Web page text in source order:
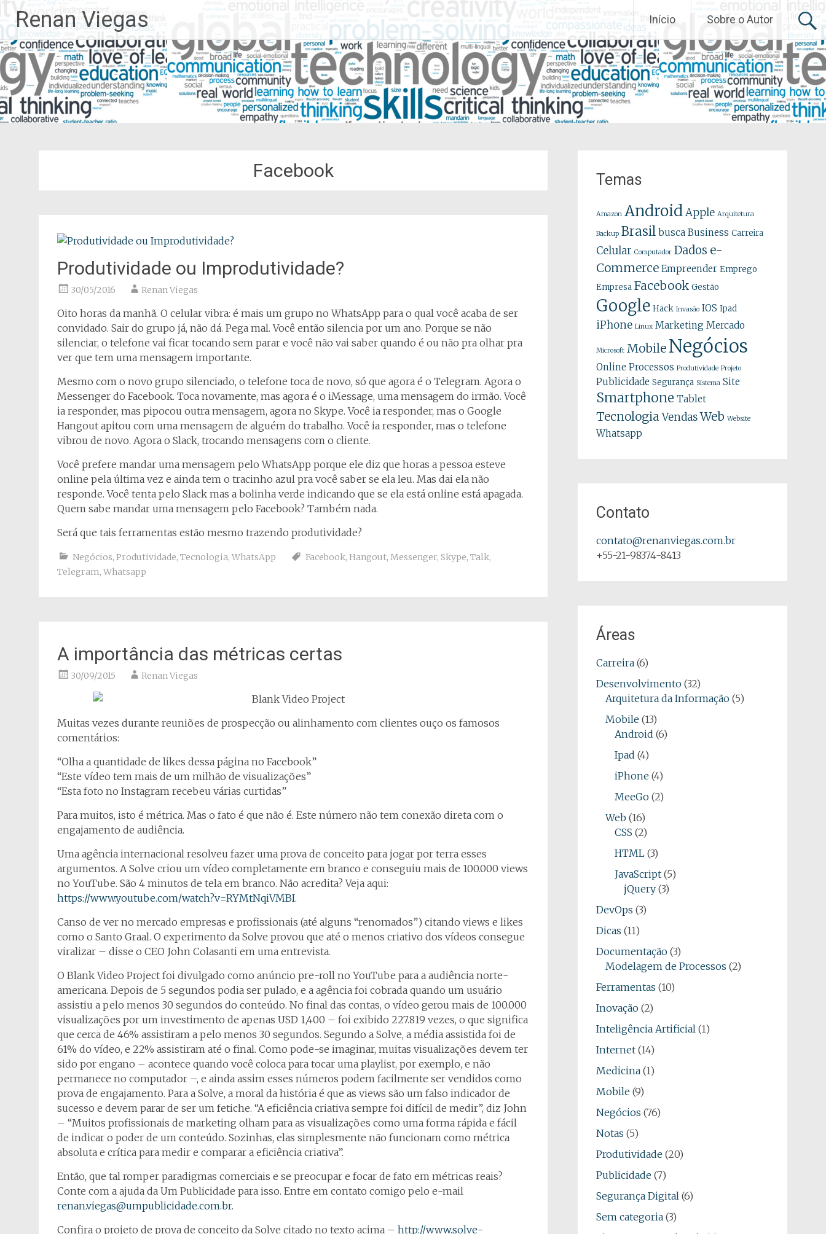
para
o
conteúdo
Renan Viegas Início Sobre o Autor
Facebook
Produtividade ou Improdutividade?
30/05/2016 Renan Viegas
Oito horas da manhã. O celular vibra: é mais um grupo no WhatsApp para o qual você acaba de ser
convidado. Sair do grupo já, não dá. Pega mal. Você então silencia por um ano. Porque se não
silenciar, o telefone vai ficar tocando sem parar e você não vai saber quando é ou não pra olhar pra
ver que tem uma mensagem importante.
Mesmo com o novo grupo silenciado, o telefone toca de novo, só que agora é o Telegram. Agora o
Messenger do Facebook. Toca novamente, mas agora é o iMessage, uma mensagem do irmão. Você
ia responder, mas pipocou outra mensagem, agora no Skype. Você ia responder, mas o Google
Hangout apitou com uma mensagem de alguém do trabalho. Você ia responder, mas o telefone
vibrou de novo. Agora o Slack, trocando mensagens com o cliente.
Você prefere mandar uma mensagem pelo WhatsApp porque ele diz que horas a pessoa esteve
online pela última vez e ainda tem o tracinho azul pra você saber se ela leu. Mas dai ela não
responde. Você tenta pelo Slack mas a bolinha verde indicando que se ela está online está apagada.
Quem sabe mandar uma mensagem pelo Facebook? Também nada.
Será que tais ferramentas estão mesmo trazendo produtividade?
Negócios, Produtividade, Tecnologia, WhatsApp Facebook, Hangout, Messenger, Skype, Talk,
Telegram, Whatsapp
A importância das métricas certas
30/09/2015 Renan Viegas
Muitas vezes durante reuniões de prospecção ou alinhamento com clientes ouço os famosos
comentários:
“Olha a quantidade de likes dessa página no Facebook”
“Este vídeo tem mais de um milhão de visualizações”
“Esta foto no Instagram recebeu várias curtidas”
Para muitos, isto é métrica. Mas o fato é que não é. Este número não tem conexão direta com o
engajamento de audiência.
Uma agência internacional resolveu fazer uma prova de conceito para jogar por terra esses
argumentos. A Solve criou um vídeo completamente em branco e conseguiu mais de 100.000 views
no YouTube. São 4 minutos de tela em branco. Não acredita? Veja aqui:
https://www.youtube.com/watch?v=RYMtNqiVMBI.
Canso de ver no mercado empresas e profissionais (até alguns “renomados”) citando views e likes
como o Santo Graal. O experimento da Solve provou que até o menos criativo dos vídeos consegue
viralizar – disse o CEO John Colasanti em uma entrevista.
O Blank Video Project foi divulgado como anúncio pre-roll no YouTube para a audiência norte-
americana. Depois de 5 segundos podia ser pulado, e a agência foi cobrada quando um usuário
assistiu a pelo menos 30 segundos do conteúdo. No final das contas, o vídeo gerou mais de 100.000
visualizações por um investimento de apenas USD 1,400 – foi exibido 227.819 vezes, o que significa
que cerca de 46% assistiram a pelo menos 30 segundos. Segundo a Solve, a média assistida foi de
61% do vídeo, e 22% assistiram até o final. Como pode-se imaginar, muitas visualizações devem ter
sido por engano – acontece quando você coloca para tocar uma playlist, por exemplo, e não
permanece no computador –, e ainda assim esses números podem facilmente ser vendidos como
prova de engajamento. Para a Solve, a moral da história é que as views são um falso indicador de
sucesso e devem parar de ser um fetiche. “A eficiência criativa sempre foi difícil de medir”, diz John
– “Muitos profissionais de marketing olham para as visualizações como uma forma rápida e fácil
de indicar o poder de um conteúdo. Sozinhas, elas simplesmente não funcionam como métrica
absoluta e crítica para medir e comparar a eficiência criativa”.
Então, que tal romper paradigmas comerciais e se preocupar e focar de fato em métricas reais?
Conte com a ajuda da Um Publicidade para isso. Entre em contato comigo pelo e-mail
renan.viegas@umpublicidade.com.br.
Confira o projeto de prova de conceito da Solve citado no texto acima – http://www.solve-
Temas
Amazon AndroidApple Arquitetura
Backup Brasil busca Business Carreira
Celular Computador Dados e-
Commerce Empreender Emprego
Empresa Facebook Gestão
Google Hack Invasão IOS Ipad
iPhone Linux Marketing Mercado
Microsoft Mobile Negócios
Online Processos Produtividade Projeto
Publicidade Segurança Sistema Site
Smartphone Tablet
TecnologiaVendasWeb Website
Whatsapp
Contato
contato@renanviegas.com.br
+55-21-98374-8413
Áreas
Carreira(6)
Desenvolvimento(32)
Arquitetura da Informação(5)
Mobile (13)
Android (6)
Ipad (4)
iPhone (4)
MeeGo(2)
Web (16)
CSS (2)
HTML(3)
JavaScript(5)
jQuery(3)
DevOps (3)
Dicas (11)
Documentação(3)
Modelagem de Processos (2)
Ferramentas (10)
Inovação(2)
Inteligência Artificial(1)
Internet(14)
Medicina(1)
Mobile (9)
Negócios (76)
Notas (5)
Produtividade (20)
Publicidade (7)
Segurança Digital(6)
Sem categoria(3)